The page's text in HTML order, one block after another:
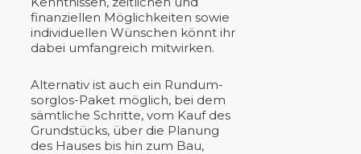
finanziellen Möglichkeiten sowie
individuellen Wünschen könnt ihr
dabei umfangreich mitwirken.
Alternativ ist auch ein Rundum-
sorglos-Paket möglich, bei dem
sämtliche Schritte, vom Kauf des
Grundstücks, über die Planung
des Hauses bis hin zum Bau,